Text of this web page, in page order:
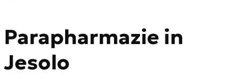
Parapharmazie in
Jesolo